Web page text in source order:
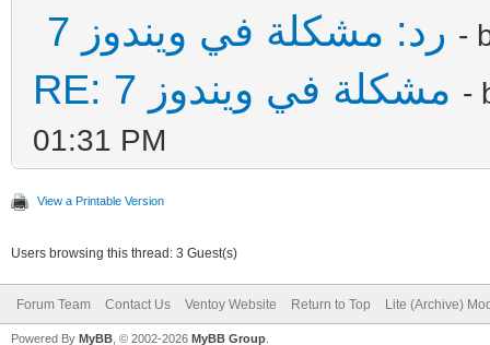
رد: مشكلة في ويندوز 7 -
RE: مشكلة في ويندوز 7 -
01:31 PM
View a Printable Version
Users browsing this thread: 3 Guest(s)
Forum Team Contact Us Ventoy Website Return to Top Lite (Archive)
Powered By MyBB , © 2002-2026 MyBB Group